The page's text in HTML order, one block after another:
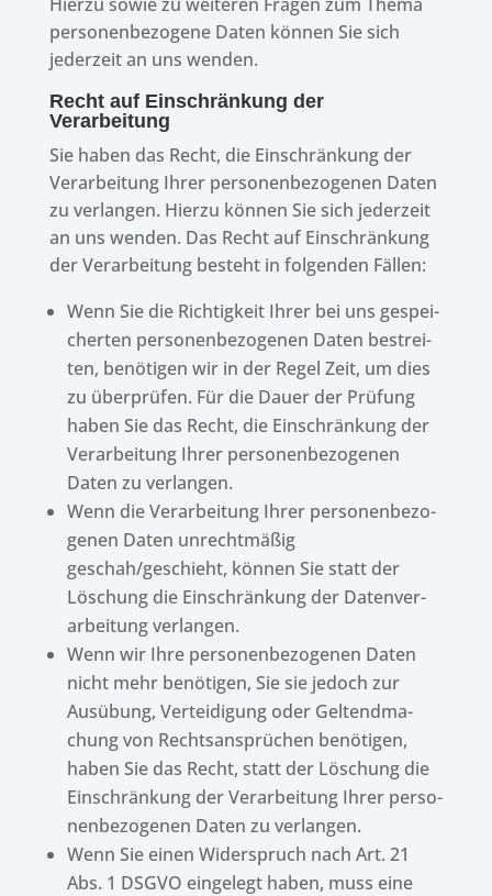
perso­nen­be­zo­gene Daten können Sie sich
jeder­zeit an uns wenden.
Recht auf Einschrän­kung der
Verarbeitung
Sie haben das Recht, die Einschrän­kung der
Verar­bei­tung Ihrer perso­nen­be­zo­ge­nen Daten
zu verlan­gen. Hierzu können Sie sich jeder­zeit
an uns wenden. Das Recht auf Einschrän­kung
der Verar­bei­tung besteht in folgen­den Fällen:
Wenn Sie die Rich­tig­keit Ihrer bei uns gespei­
cher­ten perso­nen­be­zo­ge­nen Daten bestrei­
ten, benö­ti­gen wir in der Regel Zeit, um dies
zu über­prü­fen. Für die Dauer der Prüfung
haben Sie das Recht, die Einschrän­kung der
Verar­bei­tung Ihrer perso­nen­be­zo­ge­nen
Daten zu verlangen.
Wenn die Verar­bei­tung Ihrer perso­nen­be­zo­
ge­nen Daten unrecht­mä­ßig
geschah/geschieht, können Sie statt der
Löschung die Einschrän­kung der Daten­ver­
ar­bei­tung verlangen.
Wenn wir Ihre perso­nen­be­zo­ge­nen Daten
nicht mehr benö­ti­gen, Sie sie jedoch zur
Ausübung, Vertei­di­gung oder Geltend­ma­
chung von Rechts­an­sprü­chen benö­ti­gen,
haben Sie das Recht, statt der Löschung die
Einschrän­kung der Verar­bei­tung Ihrer perso­
nen­be­zo­ge­nen Daten zu verlangen.
Wenn Sie einen Wider­spruch nach Art. 21
Abs. 1 DSGVO einge­legt haben, muss eine